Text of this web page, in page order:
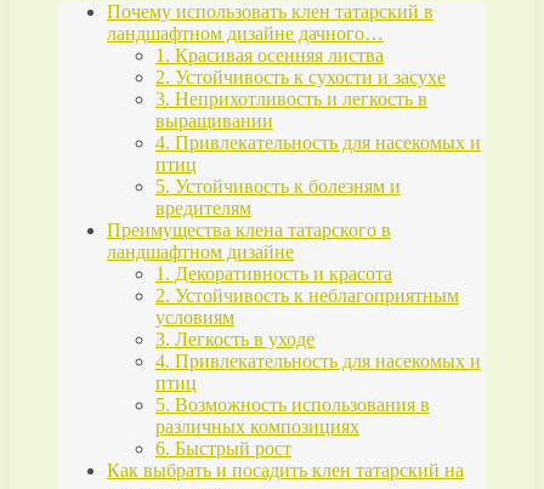
Почему использовать клен татарский в
ландшафтном дизайне дачного…
1. Красивая осенняя листва
2. Устойчивость к сухости и засухе
3. Неприхотливость и легкость в
выращивании
4. Привлекательность для насекомых и
птиц
5. Устойчивость к болезням и
вредителям
Преимущества клена татарского в
ландшафтном дизайне
1. Декоративность и красота
2. Устойчивость к неблагоприятным
условиям
3. Легкость в уходе
4. Привлекательность для насекомых и
птиц
5. Возможность использования в
различных композициях
6. Быстрый рост
Как выбрать и посадить клен татарский на